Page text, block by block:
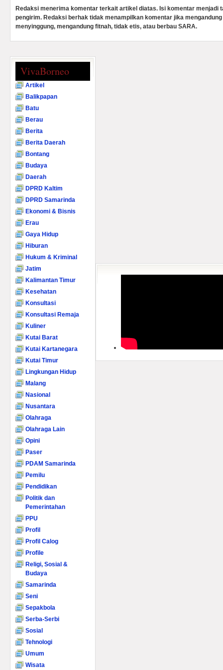
Redaksi menerima komentar terkait artikel diatas. Isi komentar menjadi
pengirim. Redaksi berhak tidak menampilkan komentar jika
menyinggung, mengandung fitnah, tidak etis, atau berbau SARA.
VivaBorneo
Artikel
Balikpapan
Batu
Berau
Berita
Berita Daerah
Bontang
Budaya
Daerah
DPRD Kaltim
DPRD Samarinda
Ekonomi & Bisnis
Erau
Gaya Hidup
Hiburan
Hukum & Kriminal
Jatim
Kalimantan Timur
Kesehatan
Konsultasi
Konsultasi Remaja
Kuliner
Kutai Barat
Kutai Kartanegara
Kutai Timur
Lingkungan Hidup
Malang
Nasional
Nusantara
Olahraga
Olahraga Lain
Opini
Paser
PDAM Samarinda
Pemilu
Pendidikan
Politik dan
Pemerintahan
PPU
Profil
Profil Calog
Profile
Religi, Sosial &
Budaya
Samarinda
Seni
Sepakbola
Serba-Serbi
Sosial
Tehnologi
Umum
Wisata